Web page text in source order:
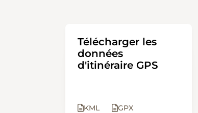
Télécharger les
données
d'itinéraire GPS
KML GPX